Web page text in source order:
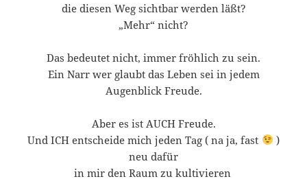
die diesen Weg sichtbar werden läßt?
„Mehr“ nicht?
Das bedeutet nicht, immer fröhlich zu sein.
Ein Narr wer glaubt das Leben sei in jedem
Augenblick Freude.
Aber es ist AUCH Freude.
Und ICH entscheide mich jeden Tag ( na ja, fast
)
neu dafür
in mir den Raum zu kultivieren